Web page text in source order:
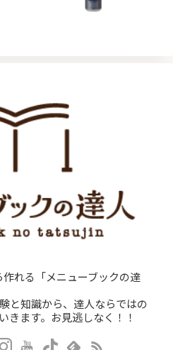
れる「メニューブックの達
と知識から、達人ならではの
きます。お見逃しなく！！